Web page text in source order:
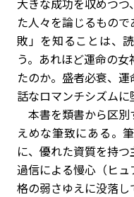
大きな成功を収めつ
た人々を論じるもの
敗」を知ることは、
う。あれほど運命の
たのか。盛者必衰、
話なロマンチシズムに
本書を類書から区別
えめな筆致にある。
に、優れた資質を持
過信による慢心（ヒ
格の弱さゆえに没落し